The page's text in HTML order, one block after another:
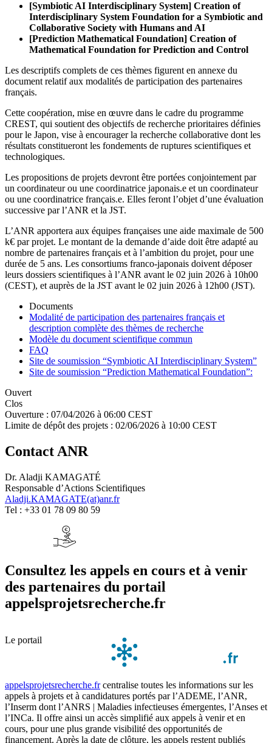
[Symbiotic AI Interdisciplinary System] Creation of
Interdisciplinary System Foundation for a Symbiotic and
Collaborative Society with Humans and AI
[Prediction Mathematical Foundation] Creation of
Mathematical Foundation for Prediction and Control
Les descriptifs complets de ces thèmes figurent en annexe du
document relatif aux modalités de participation des partenaires
français.
Cette coopération, mise en œuvre dans le cadre du programme
CREST, qui soutient des objectifs de recherche prioritaires définies
pour le Japon, vise à encourager la recherche collaborative dont les
résultats constitueront les fondements de ruptures scientifiques et
technologiques.
Les propositions de projets devront être portées conjointement par
un coordinateur ou une coordinatrice japonais.e et un coordinateur
ou une coordinatrice français.e. Elles feront l’objet d’une évaluation
successive par l’ANR et la JST.
L’ANR apportera aux équipes françaises une aide maximale de 500
k€ par projet. Le montant de la demande d’aide doit être adapté au
nombre de partenaires français et à l’ambition du projet, pour une
durée de 5 ans. Les consortiums franco-japonais doivent déposer
leurs dossiers scientifiques à l’ANR avant le 02 juin 2026 à 10h00
(CEST), et auprès de la JST avant le 02 juin 2026 à 12h00 (JST).
Documents
Modalité de participation des partenaires français et
description complète des thèmes de recherche
Modèle du document scientifique commun
FAQ
Site de soumission “Symbiotic AI Interdisciplinary System”
Site de soumission “Prediction Mathematical Foundation”:
Ouvert
Clos
Ouverture : 07/04/2026 à 06:00 CEST
Limite de dépôt des projets : 02/06/2026 à 10:00 CEST
Contact ANR
Dr. Aladji KAMAGATÉ
Responsable d’Actions Scientifiques
Aladji.KAMAGATE(at)anr.fr
Tel : +33 01 78 09 80 59
Consultez les appels en cours et à venir
des partenaires du portail
appelsprojetsrecherche.fr
Le portail
appelsprojetsrecherche.frcentralise toutes les informations sur les
appels à projets et à candidatures portés par l’ADEME, l’ANR,
l’Inserm dont l’ANRS | Maladies infectieuses émergentes, l’Anses et
l’INCa. Il offre ainsi un accès simplifié aux appels à venir et en
cours, pour une plus grande visibilité des opportunités de
financement. Après la date de clôture, les appels restent publiés